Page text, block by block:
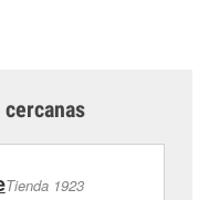
Tienda 1923